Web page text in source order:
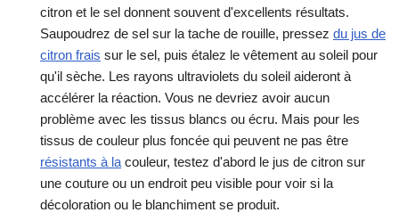
citron et le sel donnent souvent d'excellents résultats.
Saupoudrez de sel sur la tache de rouille, pressez du jus de
citron frais sur le sel, puis étalez le vêtement au soleil pour
qu'il sèche. Les rayons ultraviolets du soleil aideront à
accélérer la réaction. Vous ne devriez avoir aucun
problème avec les tissus blancs ou écru. Mais pour les
tissus de couleur plus foncée qui peuvent ne pas être
résistants à la couleur, testez d'abord le jus de citron sur
une couture ou un endroit peu visible pour voir si la
décoloration ou le blanchiment se produit.